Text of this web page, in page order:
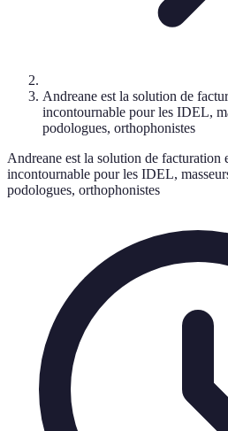
Andreane est la solution de
incontournable pour les IDEL,
podologues, orthophonistes
Andreane est la solution de facturation
incontournable pour les IDEL,
podologues, orthophonistes